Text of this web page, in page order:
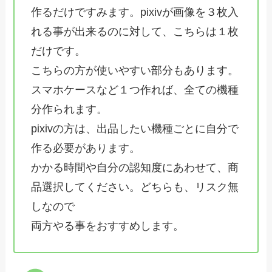
作るだけですみます。pixivが画像を３枚入
れる事が出来るのに対して、こちらは１枚
だけです。
こちらの方が使いやすい部分もあります。
スマホケースなど１つ作れば、全ての機種
分作られます。
pixivの方は、出品したい機種ごとに自分で
作る必要があります。
かかる時間や自分の認知度にあわせて、商
品選択してください。どちらも、リスク無
しなので
両方やる事をおすすめします。